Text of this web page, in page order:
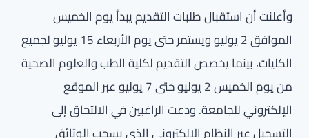
وأعلنت أن استقبال طلبات التقديم يبدأ يوم الخميس
الموافق 2 يوليو ويستمر حتى يوم الأربعاء 15 يوليو لجميع
الكليات، بينما يخصص التقديم لكلية الطب والعلوم الصحية
من يوم الخميس 2 يوليو حتى 7 يوليو عبر الموقع
الإلكتروني للجامعة. ودعت الراغبين في الالتحاق إلى
التسجيل عبر النظام الإلكتروني الذي يسحب الوثائق